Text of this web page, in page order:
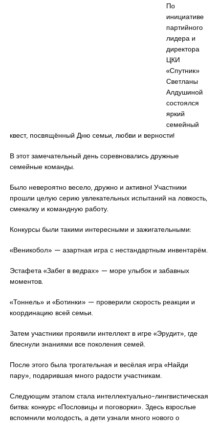
По
инициативе
партийного
лидера и
директора
ЦКИ
«Спутник»
Светланы
Алдушиной
состоялся
яркий
семейный
квест, посвящённый Дню семьи, любви и верности!
В этот замечательный день соревновались дружные
семейные команды.
Было невероятно весело, дружно и активно! Участники
прошли целую серию увлекательных испытаний на ловкость,
смекалку и командную работу.
Конкурсы были такими интересными и зажигательными:
«Веникобол» — азартная игра с нестандартным инвентарём.
Эстафета «Забег в ведрах» — море улыбок и забавных
моментов.
«Тоннель» и «Ботинки» — проверили скорость реакции и
координацию всей семьи.
Затем участники проявили интеллект в игре «Эрудит», где
блеснули знаниями все поколения семей.
После этого была трогательная и весёлая игра «Найди
пару», подарившая много радости участникам.
Следующим этапом стала интеллектуально-лингвистическая
битва: конкурс «Пословицы и поговорки». Здесь взрослые
вспомнили молодость, а дети узнали много нового о